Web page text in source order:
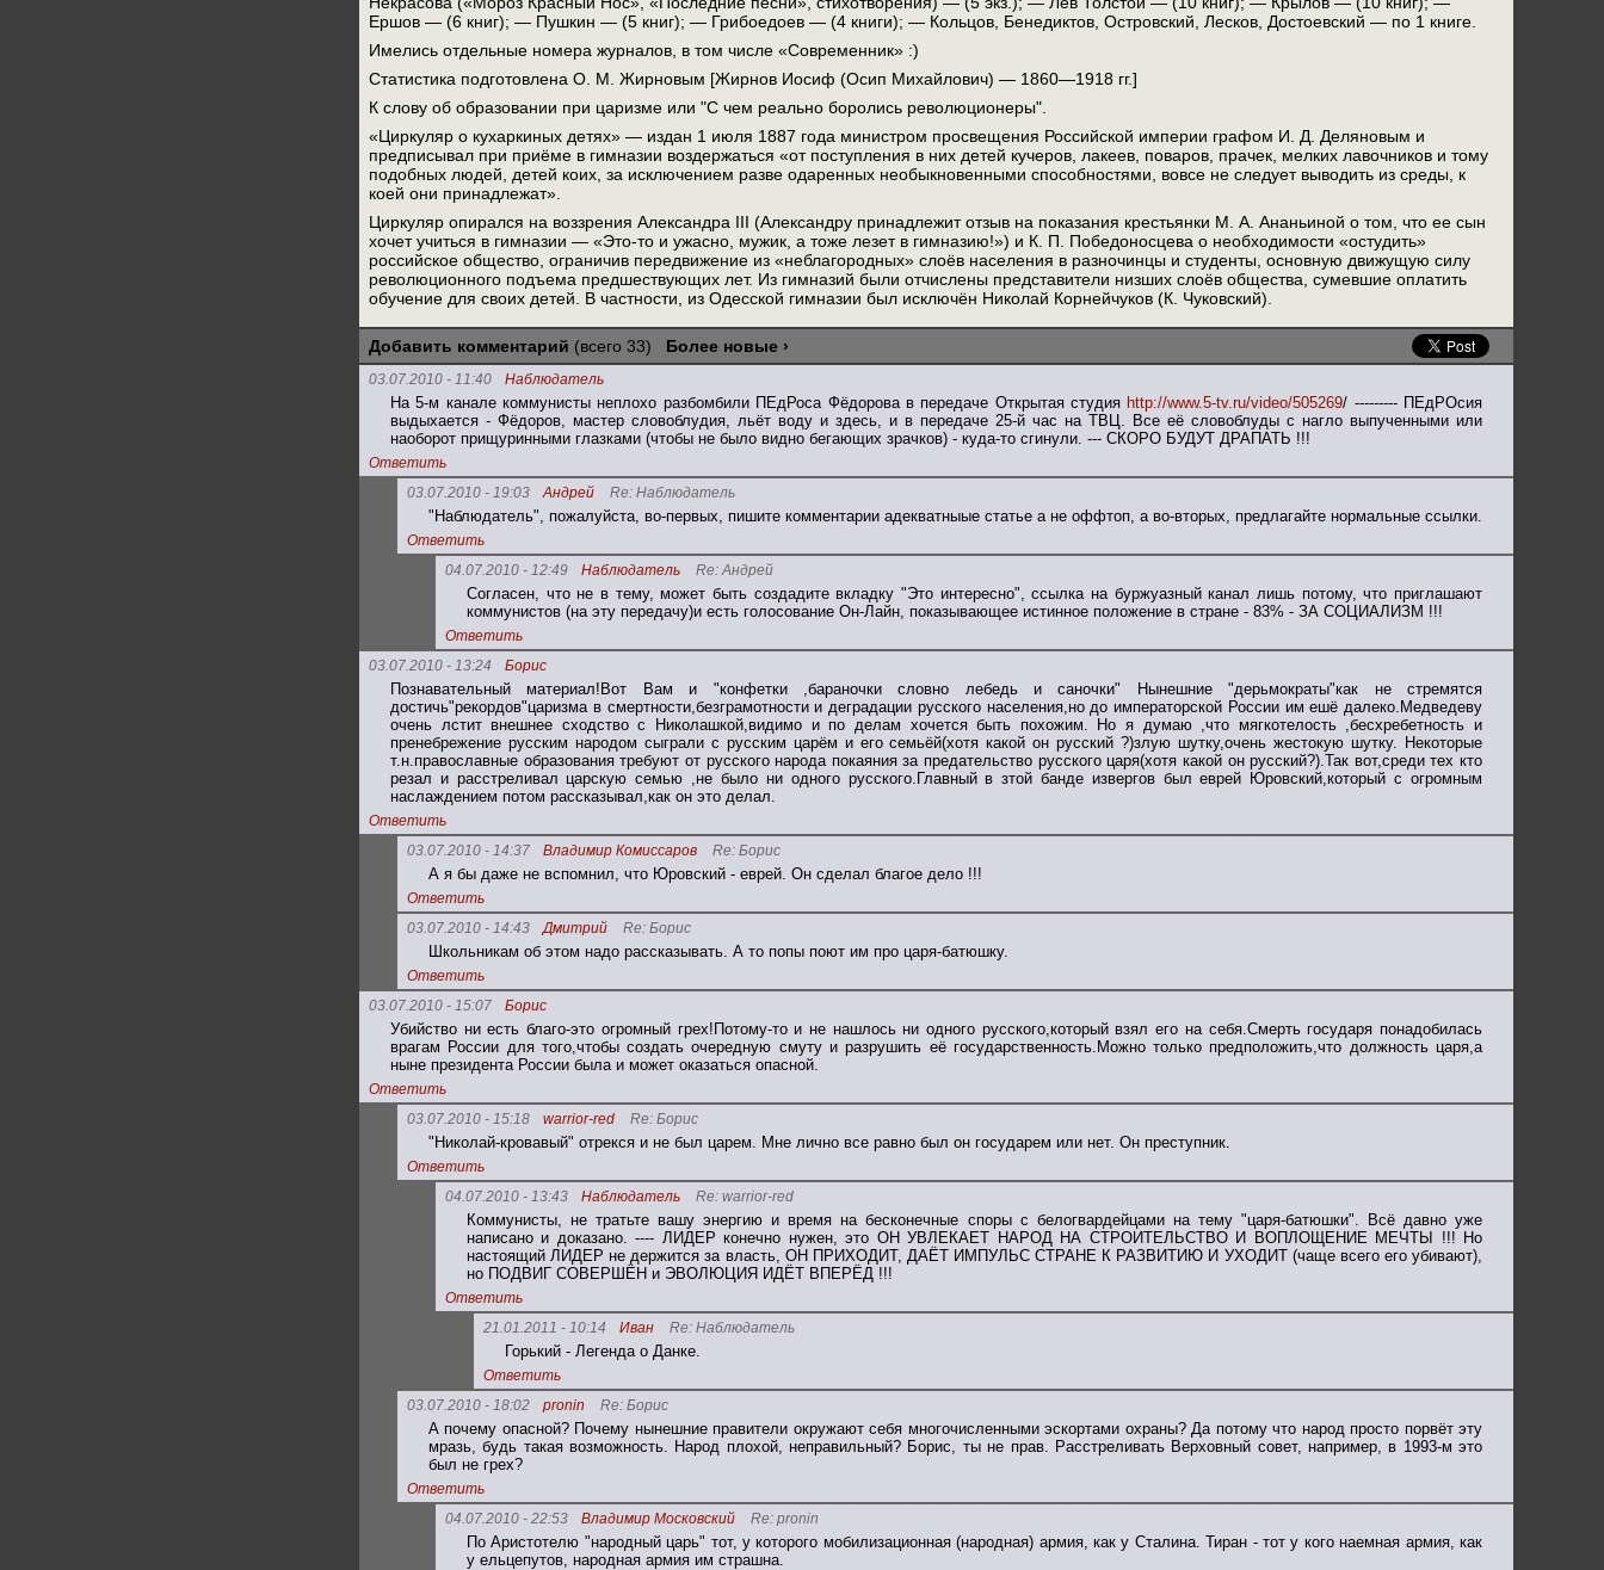
Ершов — (6 книг); — Пушкин — (5 книг); — Грибоедоев — (4 книги); — Кольцов, Бенедиктов, Островский, Лесков, Достоевский — по 1 книге.
Имелись отдельные номера журналов, в том числе «Современник» :)
Статистика подготовлена О. М. Жирновым [Жирнов Иосиф (Осип Михайлович) — 1860—1918 гг.]
К слову об образовании при царизме или "С чем реально боролись революционеры".
«Циркуляр о кухаркиных детях» — издан 1 июля 1887 года министром просвещения Российской империи графом И. Д. Деляновым и
предписывал при приёме в гимназии воздержаться «от поступления в них детей кучеров, лакеев, поваров, прачек, мелких лавочников и тому
подобных людей, детей коих, за исключением разве одаренных необыкновенными способностями, вовсе не следует выводить из среды, к
коей они принадлежат».
Циркуляр опирался на воззрения Александра III (Александру принадлежит отзыв на показания крестьянки М. А. Ананьиной о том, что ее сын
хочет учиться в гимназии — «Это-то и ужасно, мужик, а тоже лезет в гимназию!») и К. П. Победоносцева о необходимости «остудить»
российское общество, ограничив передвижение из «неблагородных» слоёв населения в разночинцы и студенты, основную движущую силу
революционного подъема предшествующих лет. Из гимназий были отчислены представители низших слоёв общества, сумевшие оплатить
обучение для своих детей. В частности, из Одесской гимназии был исключён Николай Корнейчуков (К. Чуковский).
Добавить комментарий (всего 33) Более новые ›
03.07.2010 - 11:40 Наблюдатель
На 5-м канале коммунисты неплохо разбомбили ПЕдРоса Фёдорова в передаче Открытая студия http://www.5-tv.ru/video/505269/ --------- ПЕдРОсия
выдыхается - Фёдоров, мастер словоблудия, льёт воду и здесь, и в передаче 25-й час на ТВЦ. Все её словоблуды с нагло выпученными или
наоборот прищуринными глазками (чтобы не было видно бегающих зрачков) - куда-то сгинули. --- СКОРО БУДУТ ДРАПАТЬ !!!
Ответить
03.07.2010 - 19:03
Андрей Re: Наблюдатель
"Наблюдатель", пожалуйста, во-первых, пишите комментарии адекватныые статье а не оффтоп, а во-вторых, предлагайте нормальные ссылки.
Ответить
04.07.2010 - 12:49
Наблюдатель Re: Андрей
Согласен, что не в тему, может быть создадите вкладку "Это интересно", ссылка на буржуазный канал лишь потому, что приглашают
коммунистов (на эту передачу)и есть голосование Он-Лайн, показывающее истинное положение в стране - 83% - ЗА СОЦИАЛИЗМ !!!
Ответить
03.07.2010 - 13:24
Борис
Познавательный материал!Вот Вам и "конфетки ,бараночки словно лебедь и саночки" Нынешние "дерьмократы"как не стремятся
достичь"рекордов"царизма в смертности,безграмотности и деградации русского населения,но до императорской России им ешё далеко.Медведеву
очень лстит внешнее сходство с Николашкой,видимо и по делам хочется быть похожим. Но я думаю ,что мягкотелость ,бесхребетность и
пренебрежение русским народом сыграли с русским царём и его семьёй(хотя какой он русский ?)злую шутку,очень жестокую шутку. Некоторые
т.н.православные образования требуют от русского народа покаяния за предательство русского царя(хотя какой он русский?).Так вот,среди тех кто
резал и расстреливал царскую семью ,не было ни одного русского.Главный в зтой банде извергов был еврей Юровский,который с огромным
наслаждением потом рассказывал,как он это делал.
Ответить
03.07.2010 - 14:37
Владимир Комиссаров Re: Борис
А я бы даже не вспомнил, что Юровский - еврей. Он сделал благое дело !!!
Ответить
03.07.2010 - 14:43
Дмитрий Re: Борис
Школьникам об этом надо рассказывать. А то попы поют им про царя-батюшку.
Ответить
03.07.2010 - 15:07
Борис
Убийство ни есть благо-это огромный грех!Потому-то и не нашлось ни одного русского,который взял его на себя.Смерть государя понадобилась
врагам России для того,чтобы создать очередную смуту и разрушить её государственность.Можно только предположить,что должность царя,а
ныне президента России была и может оказаться опасной.
Ответить
03.07.2010 - 15:18
warrior-red Re: Борис
"Николай-кровавый" отрекся и не был царем. Мне лично все равно был он государем или нет. Он преступник.
Ответить
04.07.2010 - 13:43
Наблюдатель Re: warrior-red
Коммунисты, не тратьте вашу энергию и время на бесконечные споры с белогвардейцами на тему "царя-батюшки". Всё давно уже
написано и доказано. ---- ЛИДЕР конечно нужен, это ОН УВЛЕКАЕТ НАРОД НА СТРОИТЕЛЬСТВО И ВОПЛОЩЕНИЕ МЕЧТЫ !!! Но
настоящий ЛИДЕР не держится за власть, ОН ПРИХОДИТ, ДАЁТ ИМПУЛЬС СТРАНЕ К РАЗВИТИЮ И УХОДИТ (чаще всего его убивают),
но ПОДВИГ СОВЕРШЁН и ЭВОЛЮЦИЯ ИДЁТ ВПЕРЁД !!!
Ответить
21.01.2011 - 10:14
Иван Re: Наблюдатель
Горький - Легенда о Данке.
Ответить
03.07.2010 - 18:02
pronin Re: Борис
А почему опасной? Почему нынешние правители окружают себя многочисленными эскортами охраны? Да потому что народ просто порвёт эту
мразь, будь такая возможность. Народ плохой, неправильный? Борис, ты не прав. Расстреливать Верховный совет, например, в 1993-м это
был не грех?
Ответить
04.07.2010 - 22:53
Владимир Московский Re: pronin
По Аристотелю "народный царь" тот, у которого мобилизационная (народная) армия, как у Сталина. Тиран - тот у кого наемная армия, как
у ельцепутов, народная армия им страшна.